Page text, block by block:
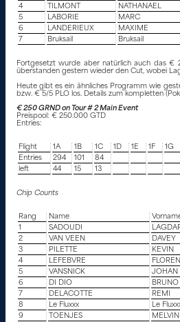
4
TILMONT NATHANAEL
5
LABORIE MARC
6
LANDERIEUX MAXIME
7
Bruksail Bruksail
Fortgesetzt wurde aber natürlich auch das €
überstanden gestern wieder den Cut, wobei
Heute gibt es ein ähnliches Programm wie
bzw. € 5/5 PLO los. Details zum kompletten
€ 250 GRND on Tour # 2 Main Event
Preispool: € 250.000 GTD
Entries:
Flight 1A 1B 1C 1D 1E 1F 1G
Entries
294 101 84
left
44 15 13
Chip Counts
Rang Name
1
SADOUDI
2
VAN VEEN DAVEY
3
PILETTE KEVIN
4
LEFEBVRE
5
VANSNICK JOHAN
6
DI DIO BRUNO
7
DELACOTTE REMI
8
Le Fluxxx Le
9
TOENJES MELVIN